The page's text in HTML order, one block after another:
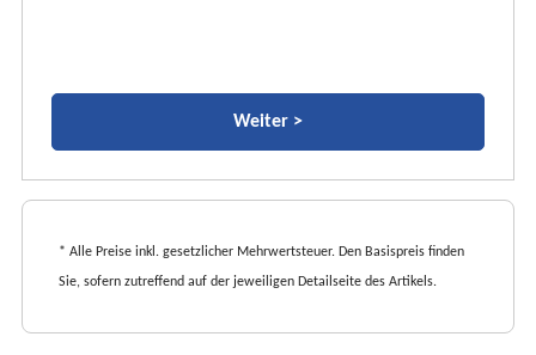
* Alle Preise inkl. gesetzlicher Mehrwertsteuer. Den Basispreis finden
Sie, sofern zutreffend auf der jeweiligen Detailseite des Artikels.